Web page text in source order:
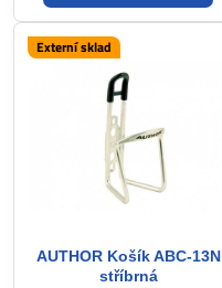
Externí sklad
AUTHOR Košík ABC-13N
stříbrná